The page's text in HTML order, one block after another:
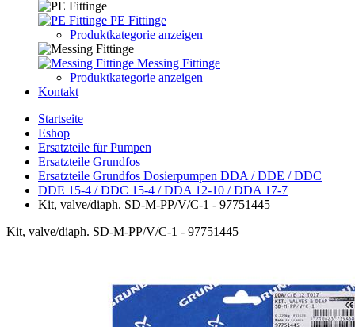
PE Fittinge
Produktkategorie anzeigen
Messing Fittinge
Produktkategorie anzeigen
Kontakt
Startseite
Eshop
Ersatzteile für Pumpen
Ersatzteile Grundfos
Ersatzteile Grundfos Dosierpumpen DDA / DDE / DDC
DDE 15-4 / DDC 15-4 / DDA 12-10 / DDA 17-7
Kit, valve/diaph. SD-M-PP/V/C-1 - 97751445
Kit, valve/diaph. SD-M-PP/V/C-1 - 97751445